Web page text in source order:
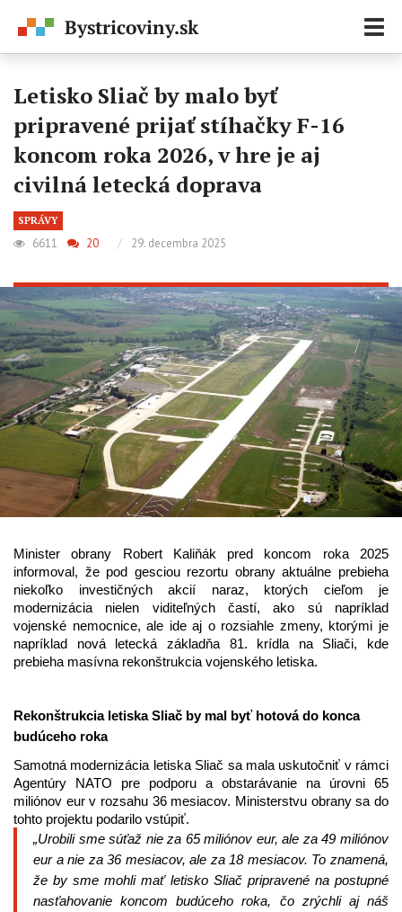
Letisko Sliač by malo byť
pripravené prijať stíhačky F-16
koncom roka 2026, v hre je aj
civilná letecká doprava
SPRÁVY
6611 20 / 29. decembra 2025
Minister obrany Robert Kaliňák pred koncom roka 2025
informoval, že pod gesciou rezortu obrany aktuálne prebieha
niekoľko investičných akcií naraz, ktorých cieľom je
modernizácia nielen viditeľných častí, ako sú napríklad
vojenské nemocnice, ale ide aj o rozsiahle zmeny, ktorými je
napríklad nová letecká základňa 81. krídla na Sliači, kde
prebieha masívna rekonštrukcia vojenského letiska.
Rekonštrukcia letiska Sliač by mal byť hotová do konca
budúceho roka
Samotná modernizácia letiska Sliač sa mala uskutočniť v rámci
Agentúry NATO pre podporu a obstarávanie na úrovni 65
miliónov eur v rozsahu 36 mesiacov. Ministerstvu obrany sa do
tohto projektu podarilo vstúpiť.
„Urobili sme súťaž nie za 65 miliónov eur, ale za 49 miliónov
eur a nie za 36 mesiacov, ale za 18 mesiacov. To znamená,
že by sme mohli mať letisko Sliač pripravené na postupné
nasťahovanie koncom budúceho roka, čo zrýchli aj náš